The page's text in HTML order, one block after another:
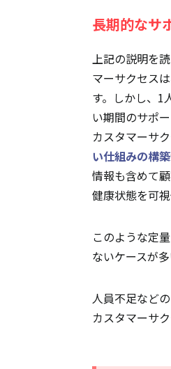
長期的なサ
上記の説明を
マーサクセス
す。しかし、1
い期間のサポ
カスタマーサ
い仕組みの構築
情報も含めて
健康状態を可
このような定
ないケースが多
人員不足など
カスタマーサ